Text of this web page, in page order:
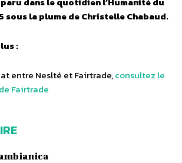
sous la plume de Christelle Chabaud.
:
entre Neslté et Fairtrade,consultez le
Fairtrade